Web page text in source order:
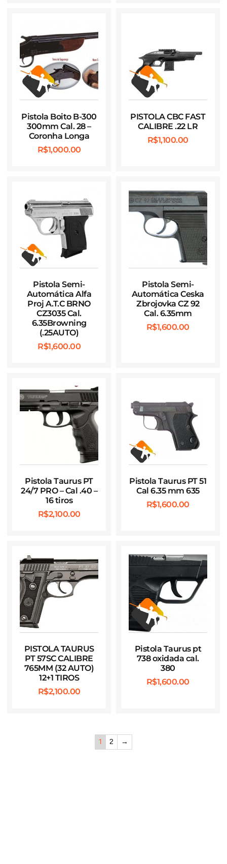
Pistola Boito B-300
300mm Cal. 28 –
Coronha Longa
R$1,000.00
PISTOLA CBC FAST
CALIBRE .22 LR
R$1,100.00
Pistola Semi-
Automática Alfa
Proj A.T.C BRNO
CZ3035 Cal.
6.35Browning
(.25AUTO)
R$1,600.00
Pistola Semi-
Automática Ceska
Zbrojovka CZ 92
Cal. 6.35mm
R$1,600.00
Pistola Taurus PT
24/7 PRO – Cal .40 –
16 tiros
R$2,100.00
Pistola Taurus PT 51
Cal 6.35 mm 635
R$1,600.00
PISTOLA TAURUS
PT 57SC CALIBRE
765MM (32 AUTO)
12+1 TIROS
R$2,100.00
Pistola Taurus pt
738 oxidada cal.
380
R$1,600.00
1 2 →